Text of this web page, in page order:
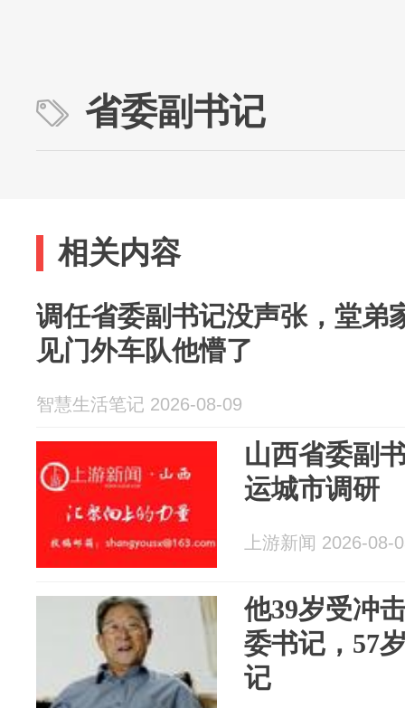
省委副书记
相关内容
调任省委副书记没声张，堂弟
见门外车队他懵了
智慧生活笔记 2026-08-09
山西省委副
运城市调研
上游新闻 2026-08-
他39岁受冲
委书记，57
记